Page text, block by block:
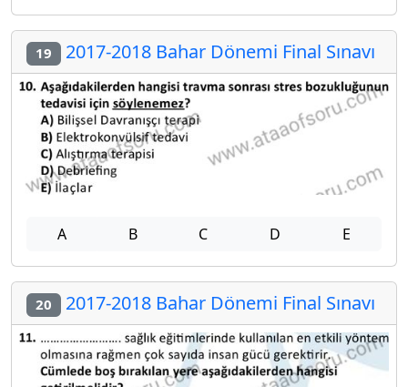
19 2017-2018 Bahar Dönemi Final Sınavı
A B C D E
20 2017-2018 Bahar Dönemi Final Sınavı